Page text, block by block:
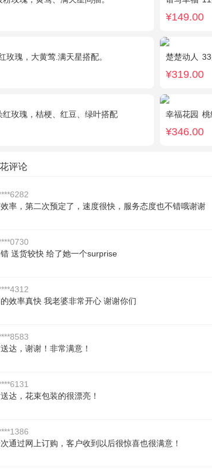
¥149.00
玫瑰，大黄莺.满天星搭配。 楚楚动人
¥319.00
红玫瑰，桔梗、红豆、绿叶搭配 幸福花园 桃红色
¥346.00
评论
率，第二次预定了，速度很快，服务态度也不错哦谢谢
送货较快 给了她一个surprise
效率真快 我老婆非常开心 谢谢你们
达，谢谢！非常满意！
达，花束包装的很漂亮！
通过网上订购，客户收到以后很惊喜也很满意！